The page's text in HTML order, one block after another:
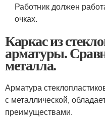
Работник должен
очках.
Каркас из
арматуры.
металла.
Арматура
с металлической,
преимуществами.